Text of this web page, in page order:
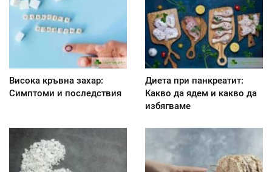
Висока кръвна захар:
Симптоми и последствия
Диета при панкреатит:
Kакво да ядем и какво да
избягваме